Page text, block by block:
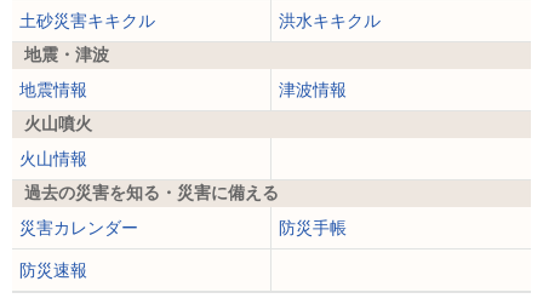
土砂災害キキクル
洪水キキクル
地震・津波
地震情報
津波情報
火山噴火
火山情報
過去の災害を知る・災害に備える
災害カレンダー
防災手帳
防災速報